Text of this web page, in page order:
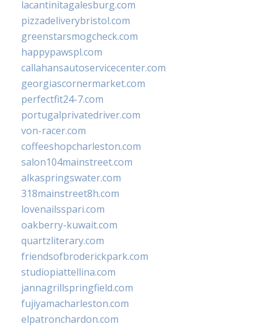
lacantinitagalesburg.com
pizzadeliverybristol.com
greenstarsmogcheck.com
happypawspl.com
callahansautoservicecenter.com
georgiascornermarket.com
perfectfit24-7.com
portugalprivatedriver.com
von-racer.com
coffeeshopcharleston.com
salon104mainstreet.com
alkaspringswater.com
318mainstreet8h.com
lovenailsspari.com
oakberry-kuwait.com
quartzliterary.com
friendsofbroderickpark.com
studiopiattellina.com
jannagrillspringfield.com
fujiyamacharleston.com
elpatronchardon.com